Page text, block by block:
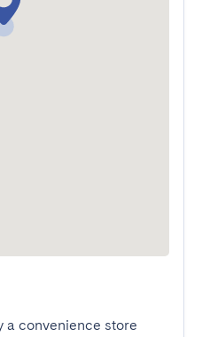
a convenience store